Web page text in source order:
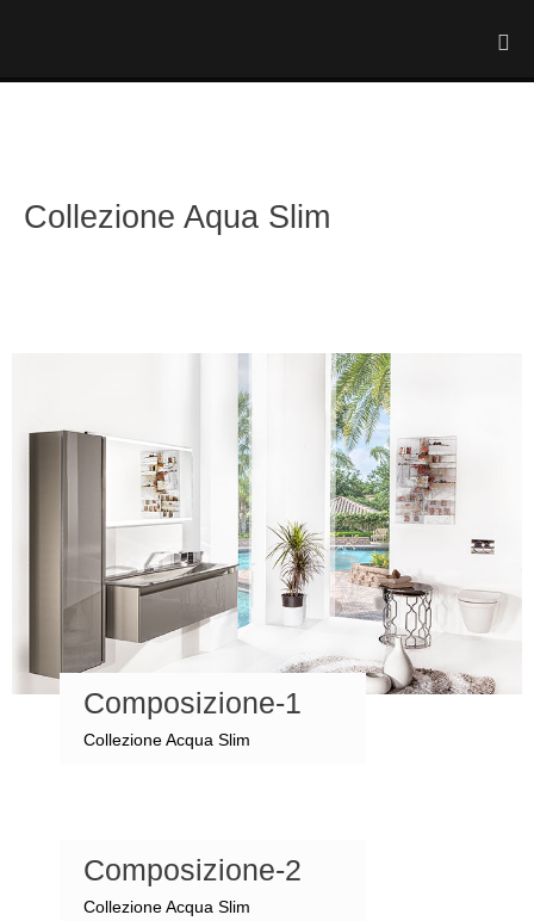
Collezione Aqua Slim
Composizione-1
Collezione Acqua Slim
Composizione-2
Collezione Acqua Slim